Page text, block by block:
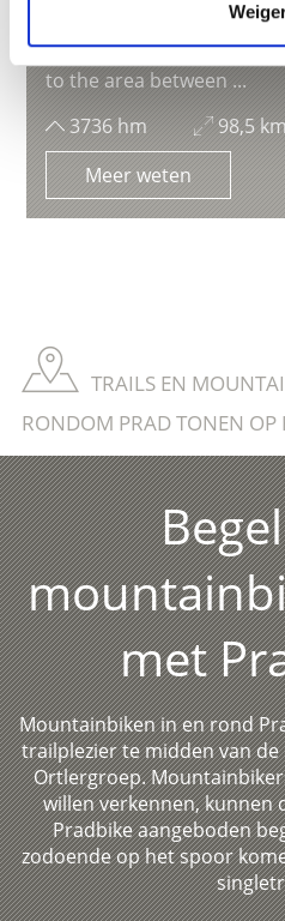
Very challenging top
with shuttle to the Stelvio
to the area between ...
3736 hm
98,5 km
Meer weten
TRAILS EN
RONDOM PRAD TONEN OP
met
Mountainbiken in en rond
trailplezier te midden van
Ortlergroep.
willen verkennen, kunnen
Pradbike aangeboden
zodoende op het spoor